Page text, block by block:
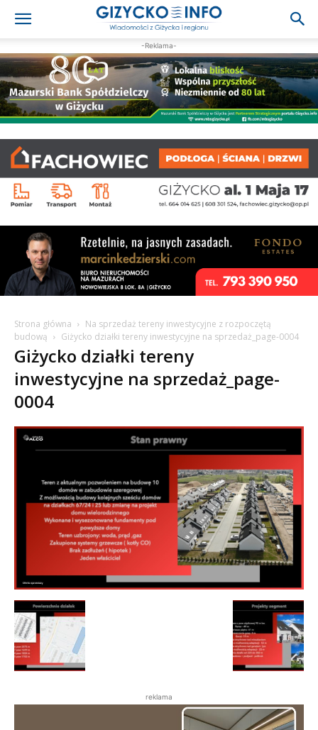
-Reklama-
Strona główna
Na sprzedaż tereny inwestycyjne z rozpoczętą
budową
Giżycko działki tereny inwestycyjne na sprzedaż_page-0004
Giżycko działki tereny
inwestycyjne na sprzedaż_page-
0004
reklama